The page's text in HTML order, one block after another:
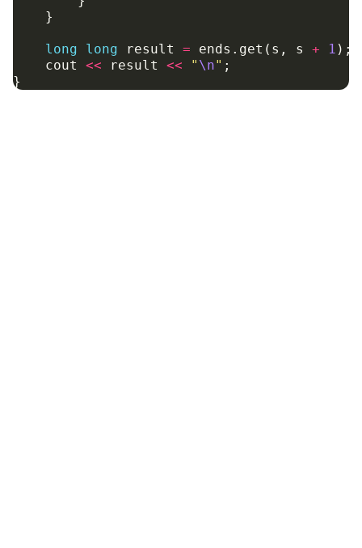
}
long long result = ends . get ( s , s + 1 );
cout
<< result << " \n" ;
}